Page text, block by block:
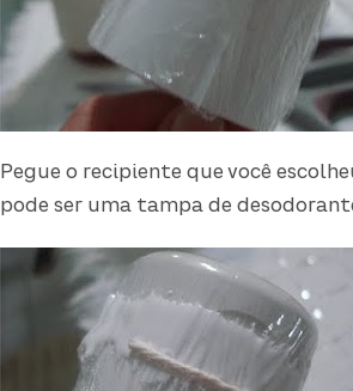
Pegue o recipiente que você
pode ser uma tampa de